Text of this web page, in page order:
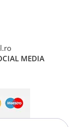
MEDIA